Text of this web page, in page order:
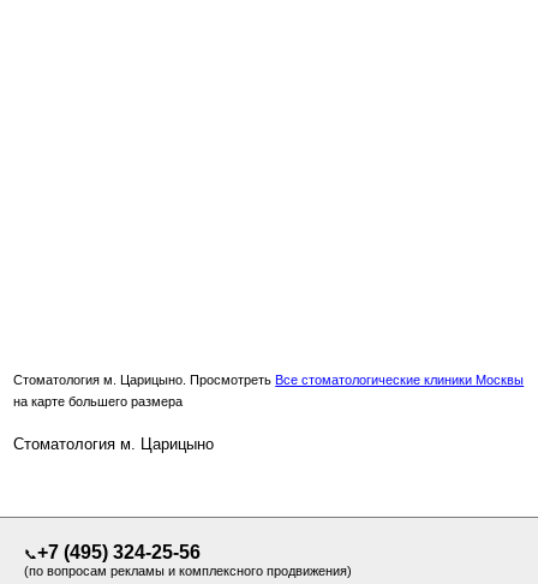
Стоматология м. Царицыно. ПросмотретьВсе стоматологические клиники Москвы
на карте большего размера
Стоматология м. Царицыно
📞+7 (495) 324-25-56
(по вопросам рекламы и комплексного продвижения)